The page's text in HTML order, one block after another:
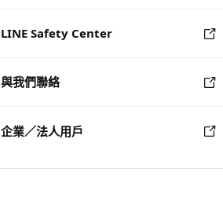
LINE Safety Center
與我們聯絡
企業／法人用戶